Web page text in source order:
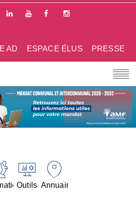
PRESSE
ESPACE ÉLUS
AD
Outils Annuaires